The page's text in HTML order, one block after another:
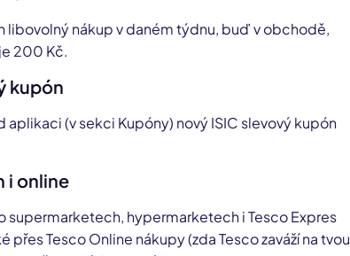
libovolný nákup v daném týdnu, buď v obchodě,
200 Kč.
kupón
aplikaci (v sekci Kupóny) nový ISIC slevový kupón
i online
supermarketech, hypermarketech i Tesco Expres
Tesco Online nákupy (zda Tesco zaváží na tvou